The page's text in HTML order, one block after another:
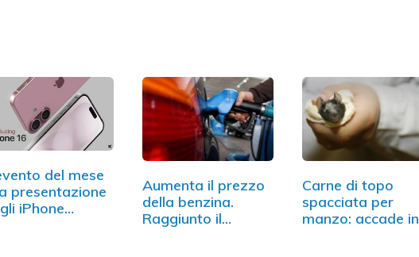
del mese
presentazione
iPhone…
Aumenta il prezzo
della benzina.
Raggiunto il
Carne di topo
spacciata per
manzo: accade in